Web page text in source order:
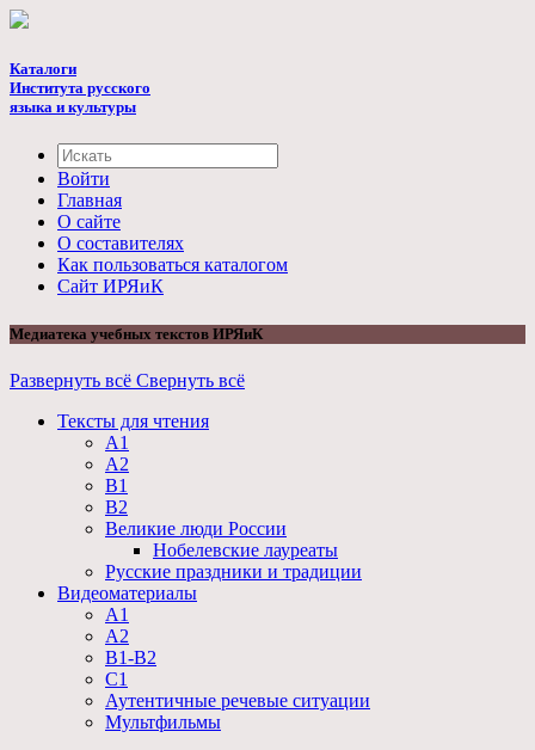
Каталоги
Института русского
языка и культуры
Войти
Главная
О сайте
О составителях
Как пользоваться каталогом
Cайт ИРЯиК
Медиатека учебных текстов ИРЯиК
Развернуть всё Свернуть всё
Тексты для чтения
А1
А2
B1
B2
Великие люди России
Нобелевские лауреаты
Русские праздники и традиции
Видеоматериалы
А1
А2
В1-В2
С1
Аутентичные речевые ситуации
Мультфильмы